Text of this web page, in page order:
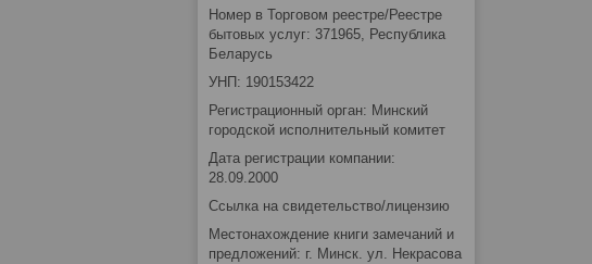
Номер в Торговом реестре/Реестре
бытовых услуг: 371965, Республика
Беларусь
УНП: 190153422
Регистрационный орган: Минский
городской исполнительный комитет
Дата регистрации компании:
28.09.2000
Ссылка на свидетельство/лицензию
Местонахождение книги замечаний и
предложений: г. Минск. ул. Некрасова